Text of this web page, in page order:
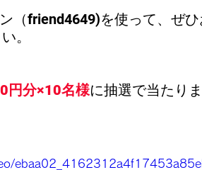
（friend4649)を使って、ぜ
。
円分×10名様に抽選で当たりま